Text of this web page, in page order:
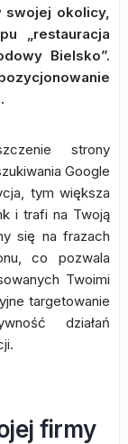
swojej okolicy,
„restauracja
Bielsko”.
strony
Google
tym większa
i trafi na Twoją
się na frazach
co pozwala
Twoimi
targetowanie
działań
firmy